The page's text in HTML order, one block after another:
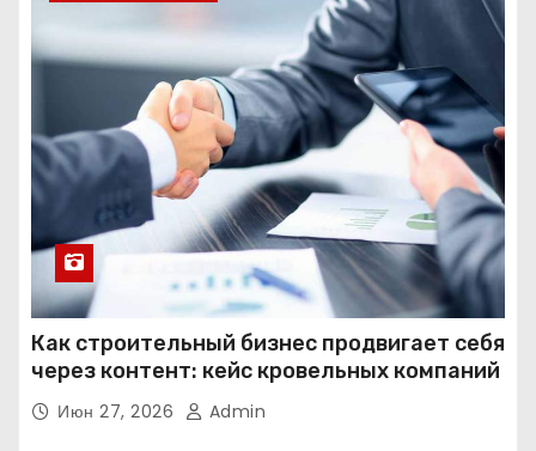
Как строительный бизнес продвигает себя
через контент: кейс кровельных компаний
Июн 27, 2026 Admin